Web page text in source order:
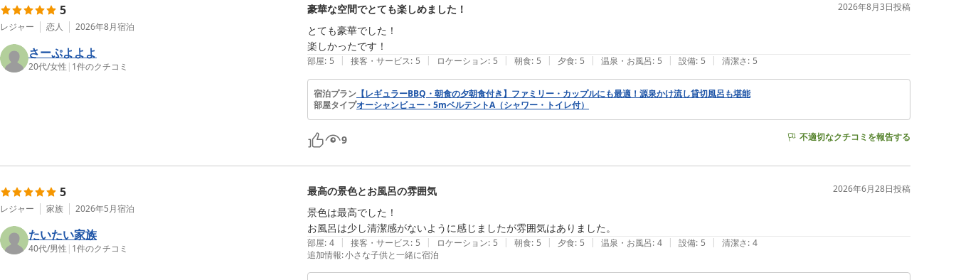
5
レジャー 恋人 2026年8月宿泊
さーぷよよよ
20代/女性 | 1件のクチコミ
豪華な空間でとても楽しめました！ 2026年8月3日投稿
とても豪華でした！
楽しかったです！
部屋: 5 | 接客・サービス: 5 | ロケーション: 5 | 朝食: 5 | 夕食: 5 | 温泉・お風呂: 5 | 設備: 5 | 清潔さ: 5
宿泊プラン 【レギュラーBBQ・朝食の夕朝食付き】ファミリー・カップルにも最適！源泉かけ流し貸切風呂も堪能
部屋タイプオーシャンビュー・5mベルテントA（シャワー・トイレ付）
9 不適切なクチコミを報告する
5
レジャー 家族 2026年5月宿泊
たいたい家族
40代/男性 | 1件のクチコミ
最高の景色とお風呂の雰囲気 2026年6月28日投稿
景色は最高でした！
お風呂は少し清潔感がないように感じましたが雰囲気はありました。
部屋: 4 | 接客・サービス: 5 | ロケーション: 5 | 朝食: 5 | 夕食: 5 | 温泉・お風呂: 4 | 設備: 5 | 清潔さ: 4
追加情報:小さな子供と一緒に宿泊